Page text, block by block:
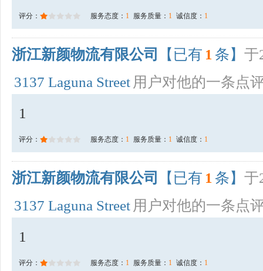
评分： 服务态度： 1 服务质量： 1 诚信度： 1
浙江新颜物流有限公司 【已有 1 条】 于
3137 Laguna Street 用户对他的一条点
1
评分： 服务态度： 1 服务质量： 1 诚信度： 1
浙江新颜物流有限公司 【已有 1 条】 于
3137 Laguna Street 用户对他的一条点
1
评分： 服务态度： 1 服务质量： 1 诚信度： 1